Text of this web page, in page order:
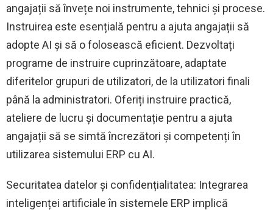
angajații să învețe noi instrumente, tehnici și procese.
Instruirea este esențială pentru a ajuta angajații să
adopte AI și să o folosească eficient. Dezvoltați
programe de instruire cuprinzătoare, adaptate
diferitelor grupuri de utilizatori, de la utilizatori finali
până la administratori. Oferiți instruire practică,
ateliere de lucru și documentație pentru a ajuta
angajații să se simtă încrezători și competenți în
utilizarea sistemului ERP cu AI.
Securitatea datelor și confidențialitatea: Integrarea
inteligenței artificiale în sistemele ERP implică